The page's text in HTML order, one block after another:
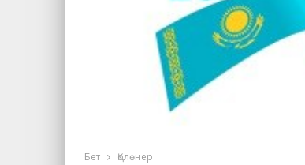
Бет Қолөнер